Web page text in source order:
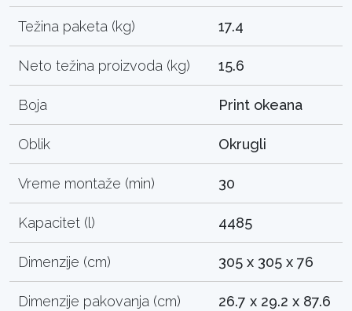
Težina paketa (kg) 17.4
Neto težina proizvoda (kg) 15.6
Boja Print okeana
Oblik Okrugli
Vreme montaže (min) 30
Kapacitet (l) 4485
Dimenzije (cm) 305 x 305 x 76
Dimenzije pakovanja (cm) 26.7 x 29.2 x 87.6